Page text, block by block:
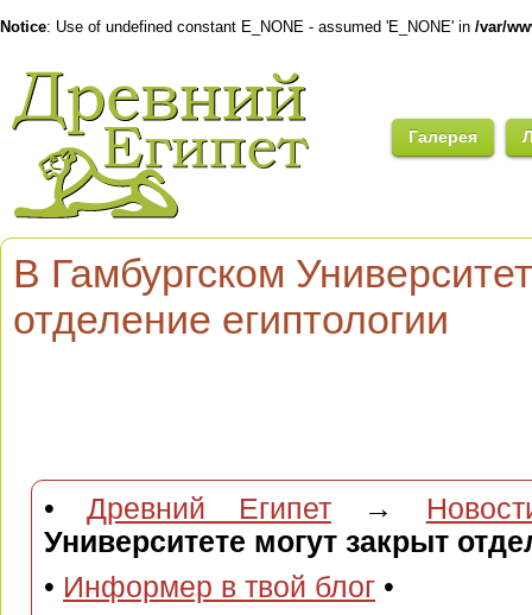
Notice: Use of undefined constant E_NONE - assumed 'E_NONE' in /var/
Галерея
В Гамбургском
отделение египтологии
•Древний Египет→
Университете могут закрыт
• Информер в твой блог •